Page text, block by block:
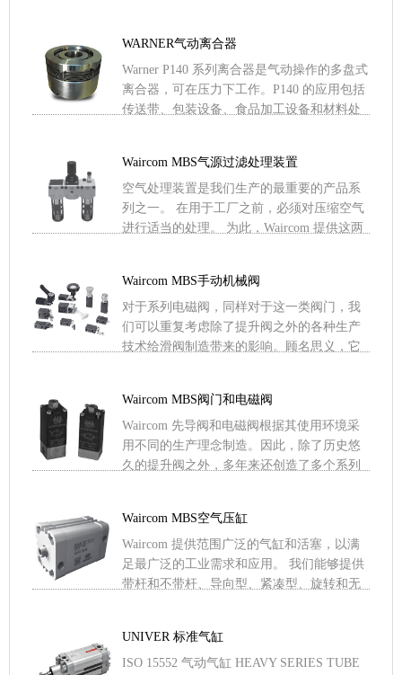
WARNER气动离合器
Warner P140 系列离合器是气动操作的多盘式
离合器，可在压力下工作。P140 的应用包括
传送带、包装设备、食品加工设备和材料处
Waircom MBS气源过滤处理装置
空气处理装置是我们生产的最重要的产品系
列之一。 在用于工厂之前，必须对压缩空气
进行适当的处理。 为此，Waircom 提供这两
Waircom MBS手动机械阀
对于系列电磁阀，同样对于这一类阀门，我
们可以重复考虑除了提升阀之外的各种生产
技术给滑阀制造带来的影响。顾名思义，它
Waircom MBS阀门和电磁阀
Waircom 先导阀和电磁阀根据其使用环境采
用不同的生产理念制造。因此，除了历史悠
久的提升阀之外，多年来还创造了多个系列
Waircom MBS空气压缸
Waircom 提供范围广泛的气缸和活塞，以满
足最广泛的工业需求和应用。 我们能够提供
带杆和不带杆、导向型、紧凑型、旋转和无
UNIVER 标准气缸
ISO 15552 气动气缸 HEAVY SERIES TUBE